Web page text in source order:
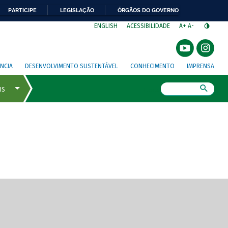
PARTICIPE LEGISLAÇÃO ÓRGÃOS DO GOVERNO
ENGLISH ACESSIBILIDADE A+ A-
DESENVOLVIMENTO SUSTENTÁVEL CONHECIMENTO IMPRENSA
de tela